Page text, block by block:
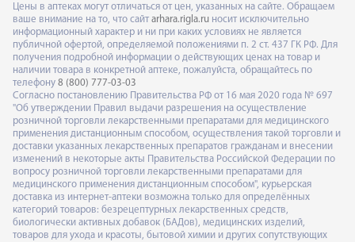
Цены в аптеках могут отличаться от цен, указанных на сайте. Обращаем
ваше внимание на то, что сайт arhara.rigla.ru носит исключительно
информационный характер и ни при каких условиях не является
публичной офертой, определяемой положениями п. 2 ст. 437 ГК РФ. Для
получения подробной информации о действующих ценах на товар и
наличии товара в конкретной аптеке, пожалуйста, обращайтесь по
телефону 8 (800) 777-03-03
Согласно постановлению Правительства РФ от 16 мая 2020 года № 697
"Об утверждении Правил выдачи разрешения на осуществление
розничной торговли лекарственными препаратами для медицинского
применения дистанционным способом, осуществления такой торговли и
доставки указанных лекарственных препаратов гражданам и внесении
изменений в некоторые акты Правительства Российской Федерации по
вопросу розничной торговли лекарственными препаратами для
медицинского применения дистанционным способом", курьерская
доставка из интернет-аптеки возможна только для определённых
категорий товаров: безрецептурных лекарственных средств,
биологически активных добавок (БАДов), медицинских изделий,
товаров для ухода и красоты, бытовой химии и других сопутствующих